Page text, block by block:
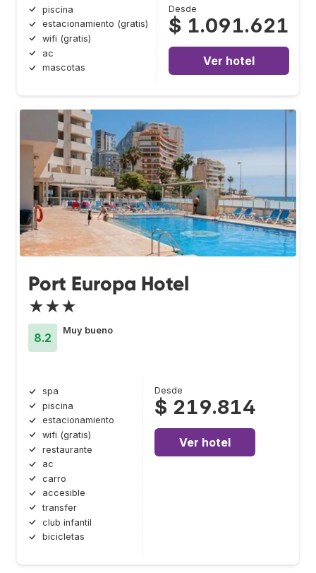
piscina
estacionamiento (gratis)
wifi (gratis)
ac
mascotas
Desde
$ 1.091.621
Ver hotel
Port Europa Hotel
★★★
8.2
Muy bueno
spa
piscina
estacionamiento
wifi (gratis)
restaurante
ac
carro
accesible
transfer
club infantil
bicicletas
Desde
$ 219.814
Ver hotel